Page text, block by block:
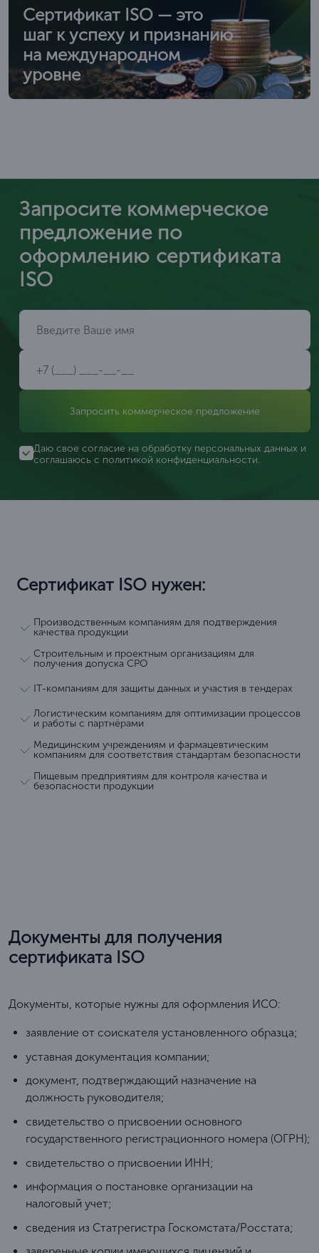
Сертификат ISO — это
шаг к успеху и признанию
на международном
уровне
Запросите коммерческое
предложение по
оформлению сертификата
ISO
Запросить коммерческое предложение
Даю свое согласие на обработку персональных данных и
соглашаюсь с политикой конфиденциальности.
Сертификат ISO нужен:
Производственным компаниям для подтверждения
качества продукции
Строительным и проектным организациям для
получения допуска СРО
IT-компаниям для защиты данных и участия в тендерах
Логистическим компаниям для оптимизации процессов
и работы с партнёрами
Медицинским учреждениям и фармацевтическим
компаниям для соответствия стандартам безопасности
Пищевым предприятиям для контроля качества и
безопасности продукции
Документы для получения
сертификата ISO
Документы, которые нужны для оформления ИСО:
заявление от соискателя установленного образца;
уставная документация компании;
документ, подтверждающий назначение на
должность руководителя;
свидетельство о присвоении основного
государственного регистрационного номера (ОГРН);
свидетельство о присвоении ИНН;
информация о постановке организации на
налоговый учет;
сведения из Статрегистра Госкомстата/Росстата;